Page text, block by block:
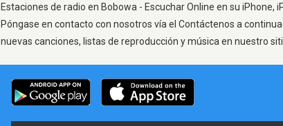
Estaciones de radio en Bobowa - Escuchar Online en su
Póngase en contacto con nosotros vía el Contáctenos a
nuevas canciones, listas de reproducción y música en nuestro